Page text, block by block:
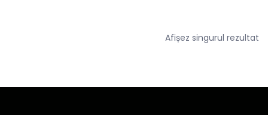
Afișez singurul rezultat